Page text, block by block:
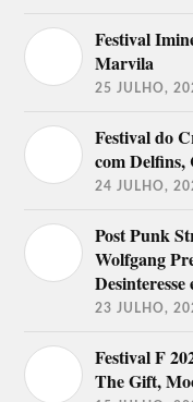
Festival
Marvila
25 JULHO,
Festival do
com Delfins,
24 JULHO,
Post Punk
Wolfgang
23 JULHO,
Festival F
The Gift,